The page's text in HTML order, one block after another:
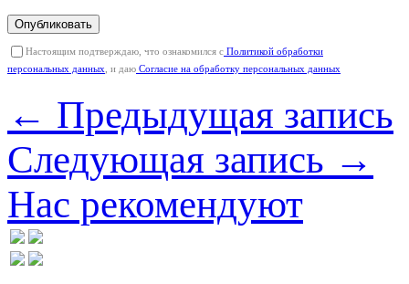
Опубликовать
Настоящим подтверждаю, что ознакомился с Политикой обработки
персональных данных , и даю Согласие на обработку персональных данных
← Предыдущая запись
Следующая запись →
Нас рекомендуют